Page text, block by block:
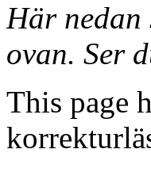
Här nedan
ovan. Ser
This page